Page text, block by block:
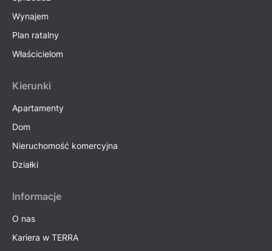
Wynajem
Plan ratalny
Właścicielom
Kierunki
Apartamenty
Dom
Nieruchomość komercyjna
Działki
Informacje
O nas
Kariera w TERRA